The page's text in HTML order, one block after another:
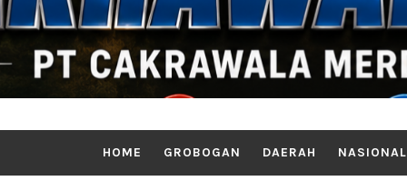
HOME GROBOGAN DAERAH NASIONAL